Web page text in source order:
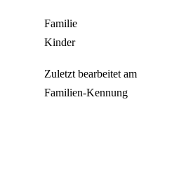
Familie
Kinder
Zuletzt bearbeitet am
Familien-Kennung